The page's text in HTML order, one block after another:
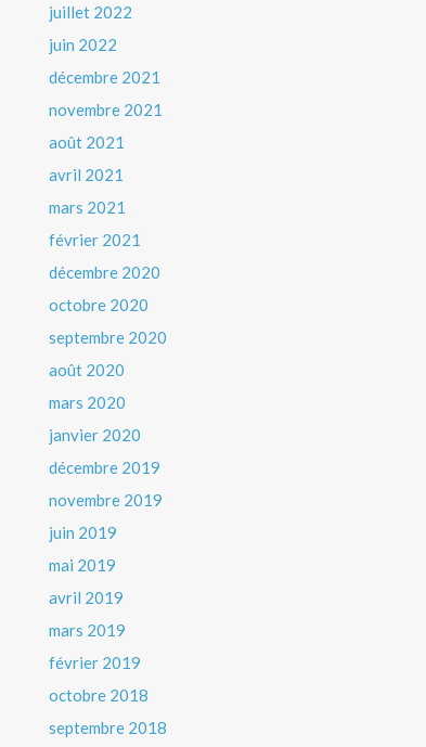
juillet 2022
juin 2022
décembre 2021
novembre 2021
août 2021
avril 2021
mars 2021
février 2021
décembre 2020
octobre 2020
septembre 2020
août 2020
mars 2020
janvier 2020
décembre 2019
novembre 2019
juin 2019
mai 2019
avril 2019
mars 2019
février 2019
octobre 2018
septembre 2018